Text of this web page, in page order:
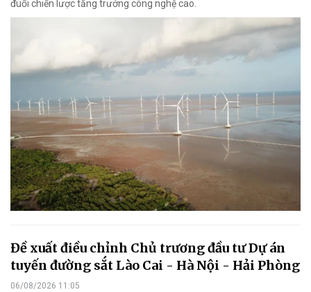
đuổi chiến lược tăng trưởng công nghệ cao.
Đề xuất điều chỉnh Chủ trương đầu tư Dự án
tuyến đường sắt Lào Cai - Hà Nội - Hải Phòng
06/08/2026 11:05